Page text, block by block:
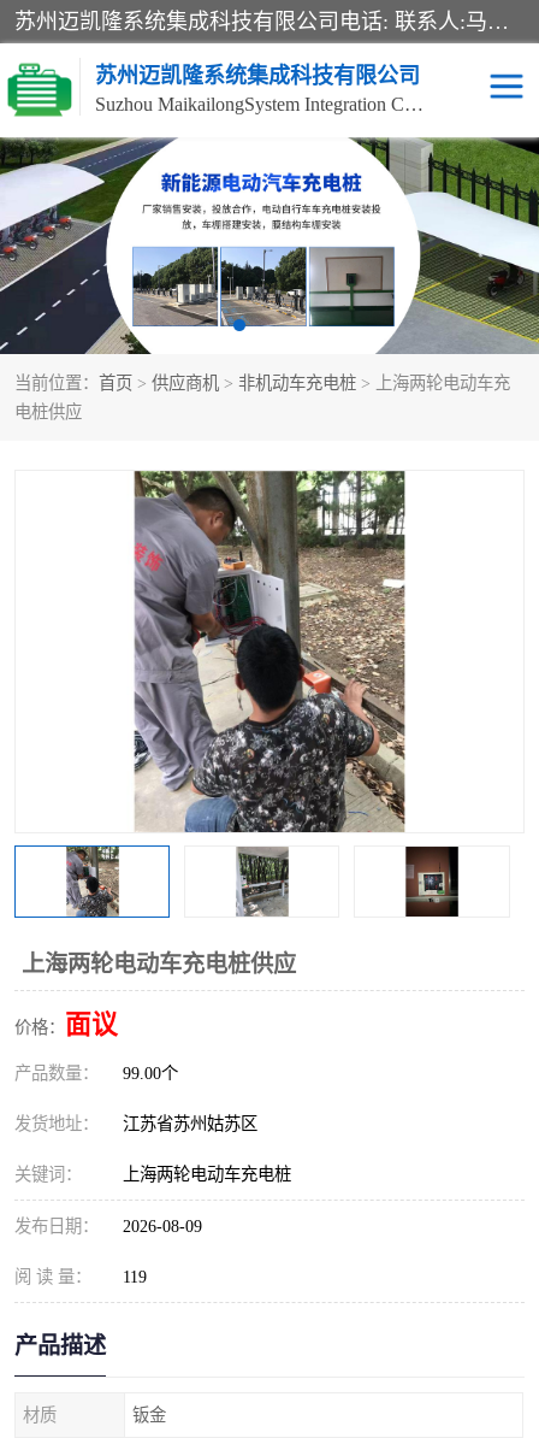
苏州迈凯隆系统集成科技有限公司电话: 联系人:马杰森 销售安装视频监控、报警系统、电话交换机、门禁考勤、巡更系统、呼叫对讲系统、停车场道闸、智能家居、广播系统、综合布线、办公设备、电子商务软件、网络工程、酒店门锁系列 系统集成、VOD视频点播、LED显示屏、节能产品、USP电源、收银机等弱电及智能化项目。
苏州迈凯隆系统集成科技有限公司
Suzhou MaikailongSystem Integration Co., Ltd.
当前位置： 首页 > 供应商机 > 非机动车充电桩 > 上海两轮电动车充
电桩供应
上海两轮电动车充电桩供应
价格： 面议
产品数量： 99.00个
发货地址： 江苏省苏州姑苏区
关键词： 上海两轮电动车充电桩
发布日期： 2026-08-09
阅 读 量： 119
产品描述
材质 钣金
非机动车充电桩 电瓶车充电桩
电动自行车充电桩 两轮电动车充电桩
充电桩